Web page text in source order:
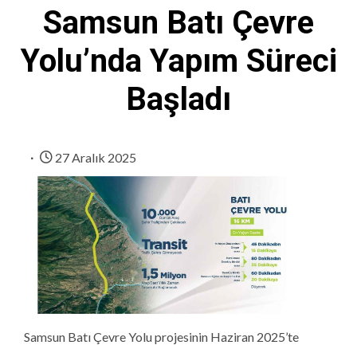
Samsun Batı Çevre
Yolu’nda Yapım Süreci
Başladı
27 Aralık 2025
Samsun Batı Çevre Yolu projesinin Haziran 2025’te